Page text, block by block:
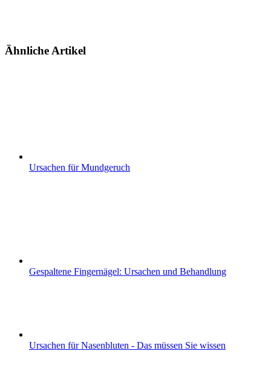
Ähnliche Artikel
Ursachen für Mundgeruch
Gespaltene Fingernägel: Ursachen und Behandlung
Ursachen für Nasenbluten - Das müssen Sie wissen